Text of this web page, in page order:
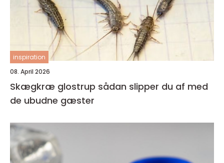
inspiration
08. April 2026
Skægkræ glostrup sådan slipper du af med
de ubudne gæster